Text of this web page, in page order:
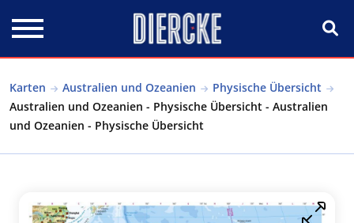
Karten Australien und Ozeanien
Physische Übersicht
Australien und Ozeanien - Physische Übersicht - Australien
und Ozeanien - Physische Übersicht